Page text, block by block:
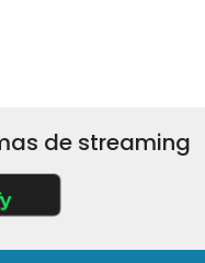
de streaming